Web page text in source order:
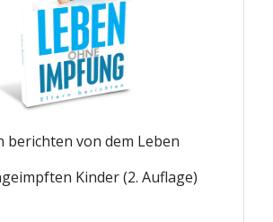
berichten von dem Leben
Kinder (2. Auflage)